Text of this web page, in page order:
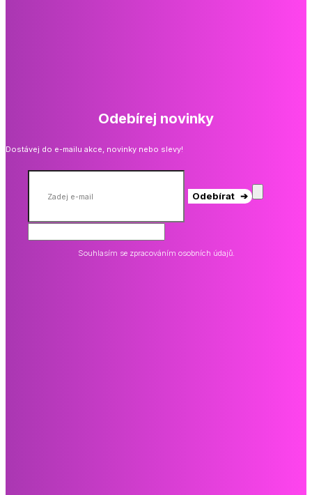
Odebírej novinky
Dostávej do e-mailu akce, novinky nebo slevy!
Odebírat ➔
Souhlasím se zpracováním osobních údajů.